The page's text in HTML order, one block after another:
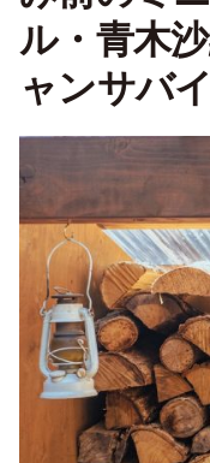
ル・青木
ャンサバ